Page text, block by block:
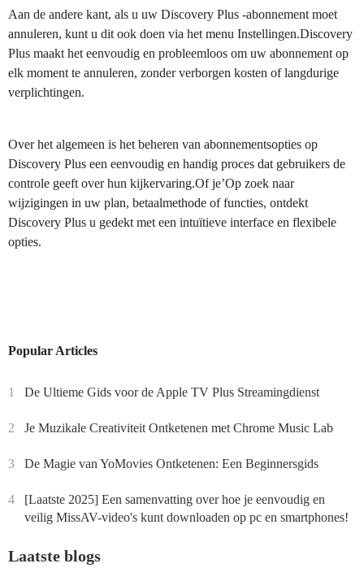
Aan de andere kant, als u uw Discovery Plus -abonnement moet
annuleren, kunt u dit ook doen via het menu Instellingen.Discovery
Plus maakt het eenvoudig en probleemloos om uw abonnement op
elk moment te annuleren, zonder verborgen kosten of langdurige
verplichtingen.
Over het algemeen is het beheren van abonnementsopties op
Discovery Plus een eenvoudig en handig proces dat gebruikers de
controle geeft over hun kijkervaring.Of je’Op zoek naar
wijzigingen in uw plan, betaalmethode of functies, ontdekt
Discovery Plus u gedekt met een intuïtieve interface en flexibele
opties.
Popular Articles
1 De Ultieme Gids voor de Apple TV Plus Streamingdienst
2 Je Muzikale Creativiteit Ontketenen met Chrome Music Lab
3 De Magie van YoMovies Ontketenen: Een Beginnersgids
4
[Laatste 2025] Een samenvatting over hoe je eenvoudig en
veilig MissAV-video's kunt downloaden op pc en smartphones!
Laatste blogs